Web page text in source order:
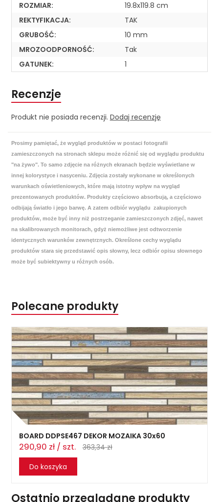
ROZMIAR:
19.8x119.8 cm
REKTYFIKACJA:
TAK
GRUBOŚĆ:
10 mm
MROZOODPORNOŚĆ:
Tak
GATUNEK:
1
Recenzje
Produkt nie posiada recenzji. Dodaj recenzję
Prosimy pamiętać, że wygląd produktów w postaci fotografii
zamieszczonych na stronach sklepu może różnić się od wyglądu produktu
"na żywo". To samo zdjęcie na różnych ekranach będzie wyświetlane w
innej kolorystyce i nasyceniu. Zdjęcia zostały wykonane w określonych
warunkach oświetleniowych, które mają istotny wpływ na wygląd
prezentowanych produktów. Produkty częściowo absorbują, a częściowo
odbijają światło i jego barwę. A zatem odbiór wyglądu zakupionych
produktów, może być inny niż postrzeganie zamieszczonych zdjęć, nawet
na skalibrowanych monitorach, gdyż niemożliwe jest odtworzenie
identycznych warunków zewnętrznych. Określone cechy wyglądu
produktów stara się przedstawić opis słowny, lecz odbiór opisu słownego
może być subiektywny u różnych osób.
Polecane produkty
BOARD DDPSE467 DEKOR MOZAIKA 30x60
290,90 zł / szt.
363,34 zł
Do koszyka
Ostatnio przeglądane produkty